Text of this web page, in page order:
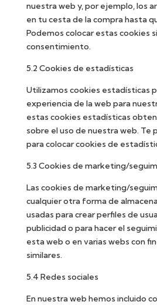
nuestra web y, por ejemplo, los
en tu cesta de la compra hasta
Podemos colocar estas cookies
consentimiento.
5.2 Cookies de estadísticas
Utilizamos cookies estadísticas
experiencia de la web para
estas cookies estadísticas
sobre el uso de nuestra web. Te
para colocar cookies de
5.3 Cookies de marketing/
Las cookies de marketing/
cualquier otra forma de
usadas para crear perfiles de
publicidad o para hacer el
esta web o en varias webs con
similares.
5.4 Redes sociales
En nuestra web hemos incluido